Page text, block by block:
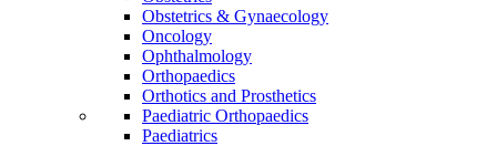
Obstetrics & Gynaecology
Oncology
Ophthalmology
Orthopaedics
Orthotics and Prosthetics
Paediatric Orthopaedics
Paediatrics